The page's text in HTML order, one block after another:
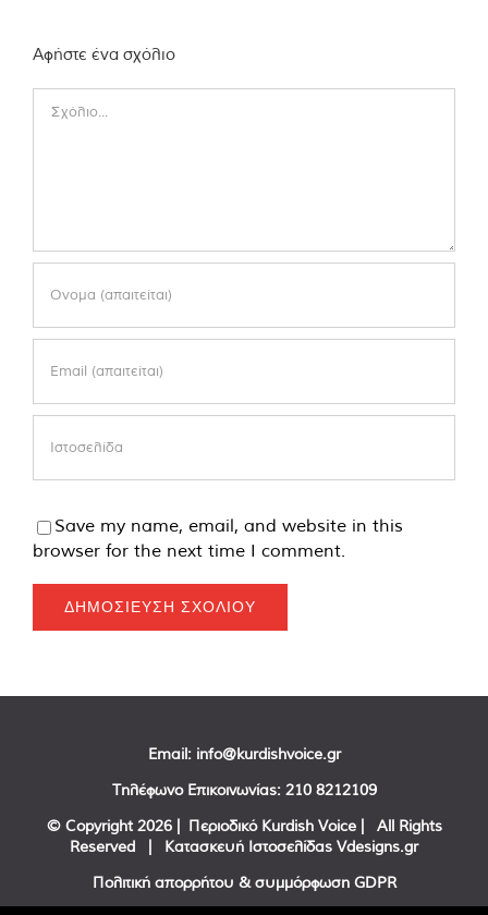
Αφήστε ένα σχόλιο
Save my name, email, and website in this
browser for the next time I comment.
Email: info@kurdishvoice.gr
Τηλέφωνο Επικοινωνίας: 210 8212109
© Copyright 2026 | Περιοδικό Kurdish Voice | All Rights
Reserved | Κατασκευή Ιστοσελίδας Vdesigns.gr
Πολιτική απορρήτου & συμμόρφωση GDPR